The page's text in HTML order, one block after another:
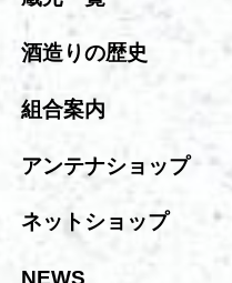
酒造りの歴史
組合案内
アンテナショップ
ネットショップ
NEWS